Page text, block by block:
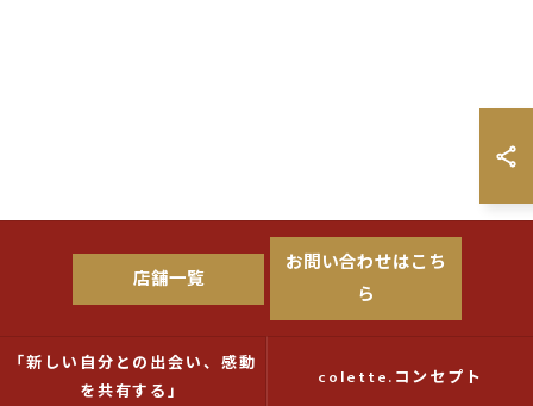
店舗一覧
お問い合わせはこち
ら
「新しい自分との出会い、感動
を共有する」
colette.コンセプト